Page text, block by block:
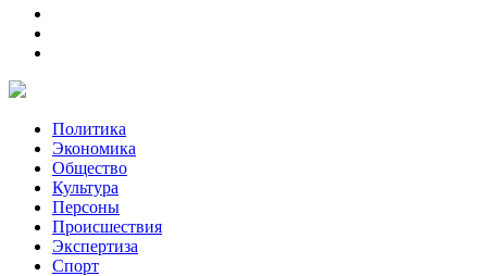
Политика
Экономика
Общество
Культура
Персоны
Происшествия
Экспертиза
Спорт